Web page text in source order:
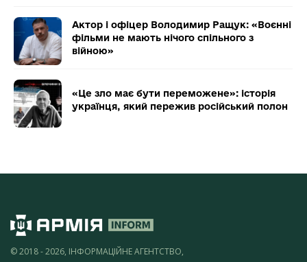
Актор і офіцер Володимир Ращук: «Воєнні
фільми не мають нічого спільного з
війною»
«Це зло має бути переможене»: історія
українця, який пережив російський полон
© 2018 - 2026, ІНФОРМАЦІЙНЕ АГЕНТСТВО,